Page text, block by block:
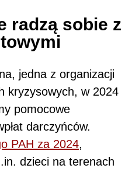
radzą sobie z
jedna z organizacji
kryzysowych, w 2024
pomocowe
darczyńców.
PAH za 2024,
dzieci na terenach